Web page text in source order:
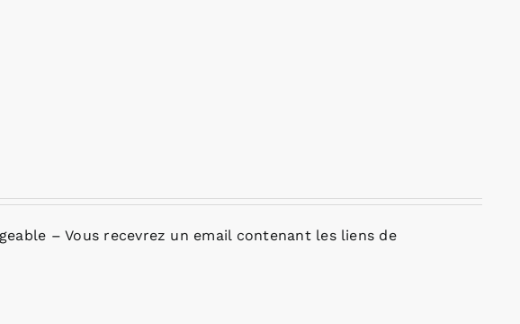
– Vous recevrez un email contenant les liens de